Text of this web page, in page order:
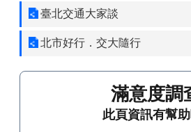
臺北交通大家談
北市好行．交大隨行
滿意度調
此頁資訊有幫